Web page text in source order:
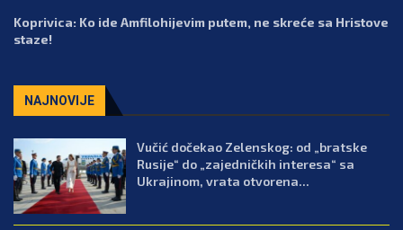
Koprivica: Ko ide Amfilohijevim putem, ne skreće sa Hristove
staze!
NAJNOVIJE
Vučić dočekao Zelenskog: od „bratske
Rusije“ do „zajedničkih interesa“ sa
Ukrajinom, vrata otvorena...